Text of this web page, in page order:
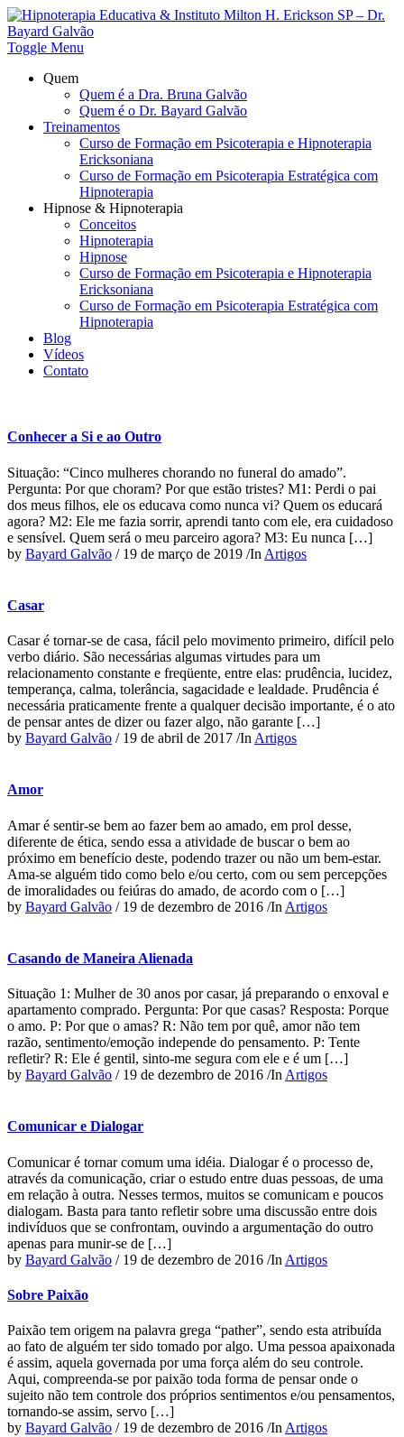
Toggle Menu
Quem
Quem é a Dra. Bruna Galvão
Quem é o Dr. Bayard Galvão
Treinamentos
Curso de Formação em Psicoterapia e Hipnoterapia
Ericksoniana
Curso de Formação em Psicoterapia Estratégica com
Hipnoterapia
Hipnose & Hipnoterapia
Conceitos
Hipnoterapia
Hipnose
Curso de Formação em Psicoterapia e Hipnoterapia
Ericksoniana
Curso de Formação em Psicoterapia Estratégica com
Hipnoterapia
Blog
Vídeos
Contato
Conhecer a Si e ao Outro
Situação: “Cinco mulheres chorando no funeral do amado”.
Pergunta: Por que choram? Por que estão tristes? M1: Perdi o pai
dos meus filhos, ele os educava como nunca vi? Quem os educará
agora? M2: Ele me fazia sorrir, aprendi tanto com ele, era cuidadoso
e sensível. Quem será o meu parceiro agora? M3: Eu nunca […]
by Bayard Galvão /19 de março de 2019 /In Artigos
Casar
Casar é tornar-se de casa, fácil pelo movimento primeiro, difícil pelo
verbo diário. São necessárias algumas virtudes para um
relacionamento constante e freqüente, entre elas: prudência, lucidez,
temperança, calma, tolerância, sagacidade e lealdade. Prudência é
necessária praticamente frente a qualquer decisão importante, é o ato
de pensar antes de dizer ou fazer algo, não garante […]
by Bayard Galvão /19 de abril de 2017 /In Artigos
Amor
Amar é sentir-se bem ao fazer bem ao amado, em prol desse,
diferente de ética, sendo essa a atividade de buscar o bem ao
próximo em benefício deste, podendo trazer ou não um bem-estar.
Ama-se alguém tido como belo e/ou certo, com ou sem percepções
de imoralidades ou feiúras do amado, de acordo com o […]
by Bayard Galvão /19 de dezembro de 2016 /In Artigos
Casando de Maneira Alienada
Situação 1: Mulher de 30 anos por casar, já preparando o enxoval e
apartamento comprado. Pergunta: Por que casas? Resposta: Porque
o amo. P: Por que o amas? R: Não tem por quê, amor não tem
razão, sentimento/emoção independe do pensamento. P: Tente
refletir? R: Ele é gentil, sinto-me segura com ele e é um […]
by Bayard Galvão /19 de dezembro de 2016 /In Artigos
Comunicar e Dialogar
Comunicar é tornar comum uma idéia. Dialogar é o processo de,
através da comunicação, criar o estudo entre duas pessoas, de uma
em relação à outra. Nesses termos, muitos se comunicam e poucos
dialogam. Basta para tanto refletir sobre uma discussão entre dois
indivíduos que se confrontam, ouvindo a argumentação do outro
apenas para munir-se de […]
by Bayard Galvão /19 de dezembro de 2016 /In Artigos
Sobre Paixão
Paixão tem origem na palavra grega “pather”, sendo esta atribuída
ao fato de alguém ter sido tomado por algo. Uma pessoa apaixonada
é assim, aquela governada por uma força além do seu controle.
Aqui, compreenda-se por paixão toda forma de pensar onde o
sujeito não tem controle dos próprios sentimentos e/ou pensamentos,
tornando-se assim, servo […]
by Bayard Galvão /19 de dezembro de 2016 /In Artigos